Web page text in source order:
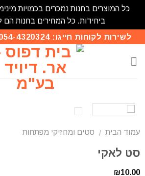
כל המוצרים בחנות נמכרים בכמויות
ביחידות. כל המחירים בחנות הם
לשירות לקוחות חייגו: 054-4320324 או 03-9414135
עמוד הבית / סטים ומחזיקי מפתחות
סט לאקי
₪10.00